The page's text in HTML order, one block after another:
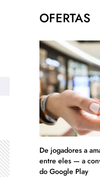
OFERTAS
De jogadores a
entre eles — a
do Google Play